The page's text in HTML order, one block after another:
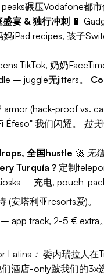
碾压Vodafone都市
宴 & 独行冲刺 🔋
iPad recipes, 孩子
TikTok, 奶奶
– juggle无jitters。
(hack-proof vs.
我们闪耀。 拉美
全国hustle 🚀 无
Turquía ？定制
– 充电, pouch-
安塔利亚resorts爱)。
app track, 2-5 € extra。
Latins： 委内瑞拉人在
酒店-only跛我们的3x选